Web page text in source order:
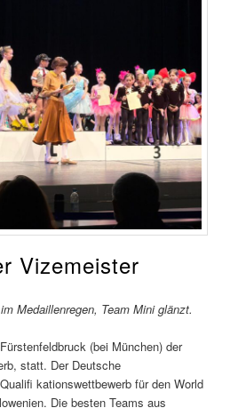
Vizemeister
Medaillenregen, Team Mini glänzt.
(bei München) der
statt. Der Deutsche
kationswettbewerb für den World
Die besten Teams aus